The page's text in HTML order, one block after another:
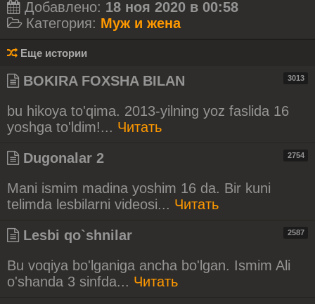
Добавлено: 18 ноя 2020 в 00:58
Категория: Муж и жена
Еще истории
BOKIRA FOXSHA BILAN 3013
bu hikoya to'qima. 2013-yilning yoz faslida 16
yoshga to'ldim!... Читать
Dugonalar 2
2754
Mani ismim madina yoshim 16 da. Bir kuni
telimda lesbilarni videosi... Читать
Lesbi qo`shnilar
2587
Bu voqiya bo'lganiga ancha bo'lgan. Ismim Ali
o'shanda 3 sinfda... Читать